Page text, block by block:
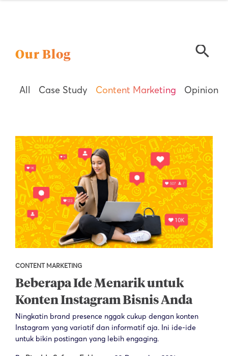
Our Blog search
All Case Study Content Marketing Opinion
CONTENT MARKETING
Beberapa Ide Menarik untuk
Konten Instagram Bisnis Anda
Ningkatin brand presence nggak cukup dengan konten
Instagram yang variatif dan informatif aja. Ini ide-ide
untuk bikin postingan yang lebih engaging.